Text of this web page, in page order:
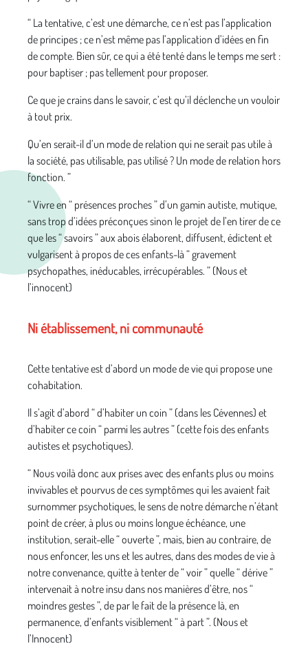
“ La tentative, c’est une démarche, ce n’est pas l’application
de principes ; ce n’est même pas l’application d’idées en fin
de compte. Bien sûr, ce qui a été tenté dans le temps me sert :
pour baptiser ; pas tellement pour proposer.
Ce que je crains dans le savoir, c’est qu’il déclenche un vouloir
à tout prix.
Qu’en serait-il d’un mode de relation qui ne serait pas utile à
la société, pas utilisable, pas utilisé ? Un mode de relation hors
fonction. ”
“ Vivre en “ présences proches ” d’un gamin autiste, mutique,
sans trop d’idées préconçues sinon le projet de l’en tirer de ce
que les “ savoirs ” aux abois élaborent, diffusent, édictent et
vulgarisent à propos de ces enfants-là “ gravement
psychopathes, inéducables, irrécupérables. ” (Nous et
l’innocent)
Ni établissement, ni communauté
Cette tentative est d’abord un mode de vie qui propose une
cohabitation.
Il s’agit d’abord “ d’habiter un coin ” (dans les Cévennes) et
d’habiter ce coin “ parmi les autres ” (cette fois des enfants
autistes et psychotiques).
“ Nous voilà donc aux prises avec des enfants plus ou moins
invivables et pourvus de ces symptômes qui les avaient fait
surnommer psychotiques, le sens de notre démarche n’étant
point de créer, à plus ou moins longue échéance, une
institution, serait-elle “ ouverte ”, mais, bien au contraire, de
nous enfoncer, les uns et les autres, dans des modes de vie à
notre convenance, quitte à tenter de “ voir ” quelle “ dérive ”
intervenait à notre insu dans nos manières d’être, nos “
moindres gestes ”, de par le fait de la présence là, en
permanence, d’enfants visiblement “ à part ”. (Nous et
l’Innocent)